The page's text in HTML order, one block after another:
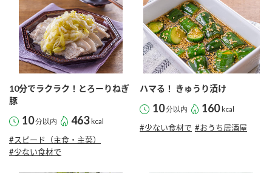
10分でラクラク！とろーりねぎ
豚
10分以内 463 kcal
#スピード（主食・主菜）
#少ない食材で
ハマる！ きゅうり漬け
10分以内 160 kcal
#少ない食材で #おうち居酒屋